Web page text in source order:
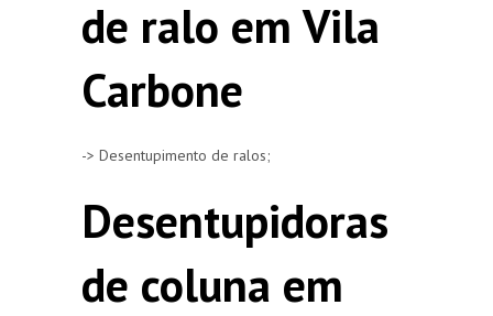
de ralo em Vila
Carbone
-> Desentupimento de ralos;
Desentupidoras
de coluna em